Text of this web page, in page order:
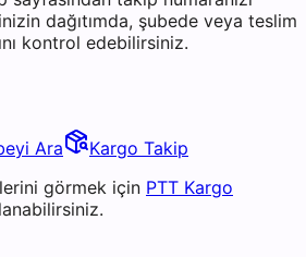
dağıtımda, şubede veya teslim
kontrol edebilirsiniz.
Ara
Kargo Takip
görmek için PTT Kargo